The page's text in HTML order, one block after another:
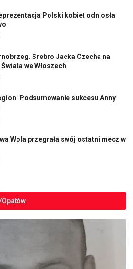
Polski kobiet odniosła
Srebro Jacka Czecha na
we Włoszech
Podsumowanie sukcesu Anny
Wola przegrała swój ostatni mecz w